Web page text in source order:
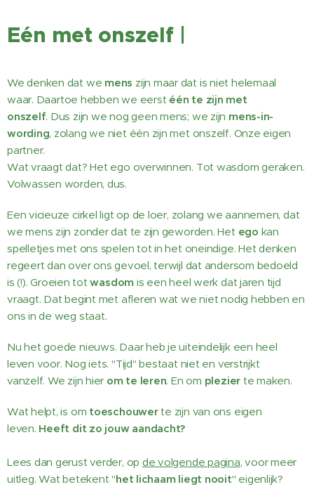
Eén met onszelf |
We denken dat we mens zijn maar dat is niet helemaal
waar. Daartoe hebben we eerst één te zijn met
onszelf. Dus zijn we nog geen mens; we zijn mens-in-
wording, zolang we niet één zijn met onszelf. Onze eigen
partner.
Wat vraagt dat? Het ego overwinnen. Tot wasdom geraken.
Volwassen worden, dus.
Een vicieuze cirkel ligt op de loer, zolang we aannemen, dat
we mens zijn zonder dat te zijn geworden. Het ego kan
spelletjes met ons spelen tot in het oneindige. Het denken
regeert dan over ons gevoel, terwijl dat andersom bedoeld
is (!).Groeien totwasdom is een heel werk dat jaren tijd
vraagt. Dat begint met afleren wat we niet nodig hebben en
ons in de weg staat.
Nu het goede nieuws. Daar heb je uiteindelijk een heel
leven voor. Nog iets. "Tijd" bestaat niet en verstrijkt
vanzelf. We zijn hier om te leren. En om plezier te maken.
Wat helpt, is om toeschouwerte zijn van ons eigen
leven. Heeft dit zo jouw aandacht?
Lees dan gerust verder, op de volgende pagina, voor meer
uitleg. Wat betekent "het lichaam liegt nooit" eigenlijk?